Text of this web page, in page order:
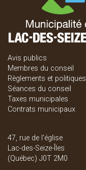
Avis publics
Membres du conseil
Règlements et politiques
Séances du conseil
Taxes municipales
Contrats municipaux
47, rue de l'église
Lac-des-Seize-Îles
(Québec) J0T 2M0